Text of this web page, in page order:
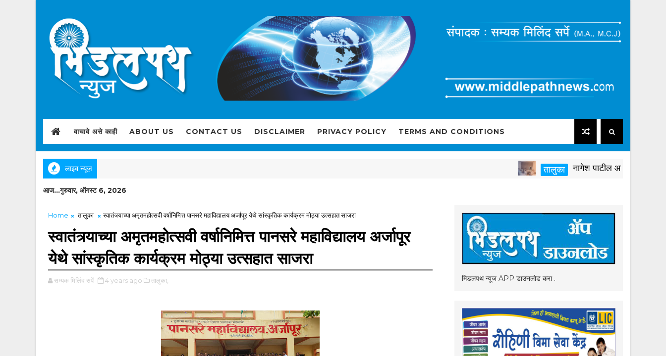
वाचावे असे काही ABOUT US CONTACT US DISCLAIMER PRIVACY POLICY TERMS AND CONDITIONS
लाइव न्यूज़ तालुका नागेश पाटील आष्टीकरांनी
आज...गुरुवार, ऑगस्ट 6, 2026
Home तालुका स्वातंत्र्याच्या अमृतमहोत्सवी वर्षानिमित्त पानसरे महाविद्यालय अर्जापूर येथे सांस्कृतिक कार्यक्रम मोठ्या उत्सहात साजरा
स्वातंत्र्याच्या अमृतमहोत्सवी वर्षानिमित्त पानसरे महाविद्यालय अर्जापूर
येथे सांस्कृतिक कार्यक्रम मोठ्या उत्सहात साजरा
सम्यक मिलिंद सर्पे 4 years ago तालुका, मिडलपथ न्यूज APP डाउनलोड करा .